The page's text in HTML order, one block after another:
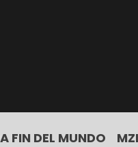
FIN DEL MUNDO